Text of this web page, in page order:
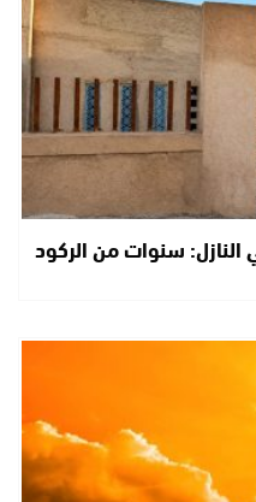
النازل: سنوات من الركود